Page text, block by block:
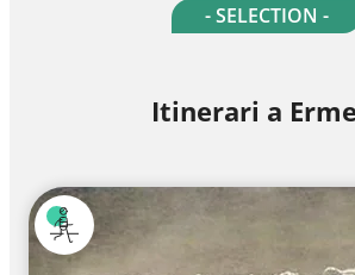
- SELECTION -
Itinerari a